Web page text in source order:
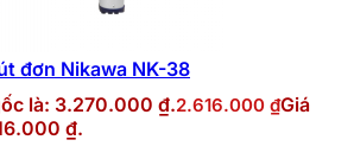
đơn Nikawa NK-38
là: 3.270.000 ₫.2.616.000 ₫Giá
₫.